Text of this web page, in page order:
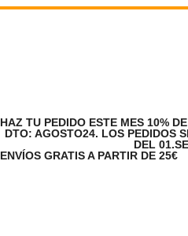
HAZ TU PEDIDO ESTE MES 10%
DTO: AGOSTO24. LOS PEDIDOS
DEL
ENVÍOS GRATIS A PARTIR DE 25€